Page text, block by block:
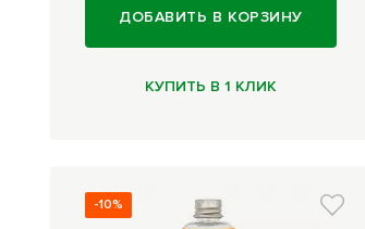
ДОБАВИТЬ В КОРЗИНУ
КУПИТЬ В 1 КЛИК
-10%